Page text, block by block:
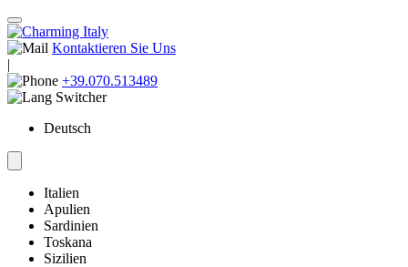
Kontaktieren Sie Uns
|
+39.070.513489
Deutsch
Italien
Apulien
Sardinien
Toskana
Sizilien